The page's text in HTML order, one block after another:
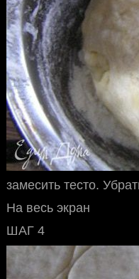
замесить тесто.
На весь экран
ШАГ 4